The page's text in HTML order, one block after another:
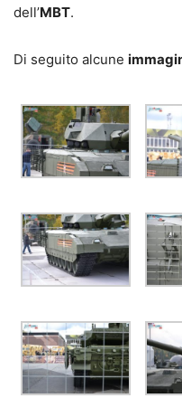
dell’MBT.
Di seguito alcune